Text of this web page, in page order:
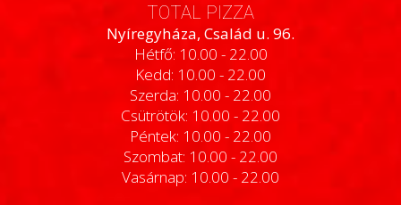
TOTAL PIZZA
Nyíregyháza, Család u. 96.
Hétfő: 10.00 - 22.00
Kedd: 10.00 - 22.00
Szerda: 10.00 - 22.00
Csütrötök: 10.00 - 22.00
Péntek: 10.00 - 22.00
Szombat: 10.00 - 22.00
Vasárnap: 10.00 - 22.00